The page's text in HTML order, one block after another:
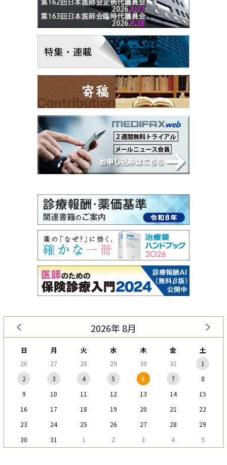
2026年 8月
日 月 火 水 木 金 土
26 27 28 29 30 31
1
2
3 4 5 6 7
8
9
10 11 12 13 14
15
16
17 18 19 20 21
22
23
24 25 26 27 28
29
30
31 1 2 3 4 5